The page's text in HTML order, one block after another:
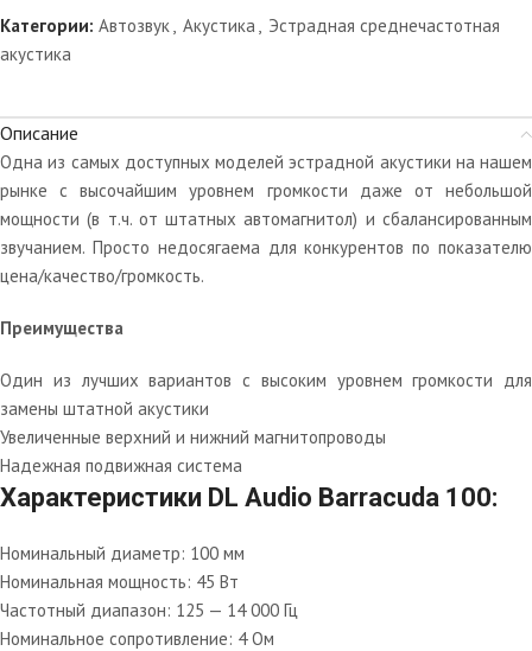
Категории: Автозвук Акустика
Эстрадная среднечастотная
акустика
Описание
Одна из самых доступных моделей эстрадной акустики на нашем
рынке с высочайшим уровнем громкости даже от небольшой
мощности (в т.ч. от штатных автомагнитол) и сбалансированным
звучанием. Просто недосягаема для конкурентов по показателю
цена/качество/громкость.
Преимущества
Один из лучших вариантов с высоким уровнем громкости для
замены штатной акустики
Увеличенные верхний и нижний магнитопроводы
Надежная подвижная система
Характеристики DL Audio Barracuda 100:
Номинальный диаметр: 100 мм
Номинальная мощность: 45 Вт
Частотный диапазон: 125 — 14 000 Гц
Номинальное сопротивление: 4 Ом